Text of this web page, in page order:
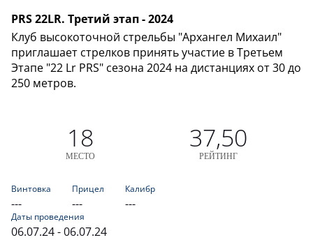
PRS 22LR. Третий этап - 2024
Клуб высокоточной стрельбы "Архангел Михаил"
приглашает стрелков принять участие в Третьем
Этапе "22 Lr PRS" сезона 2024 на дистанциях от 30 до
250 метров.
18
МЕСТО
37,50
РЕЙТИНГ
Винтовка
---
Прицел
---
Калибр
---
Даты проведения
06.07.24 - 06.07.24